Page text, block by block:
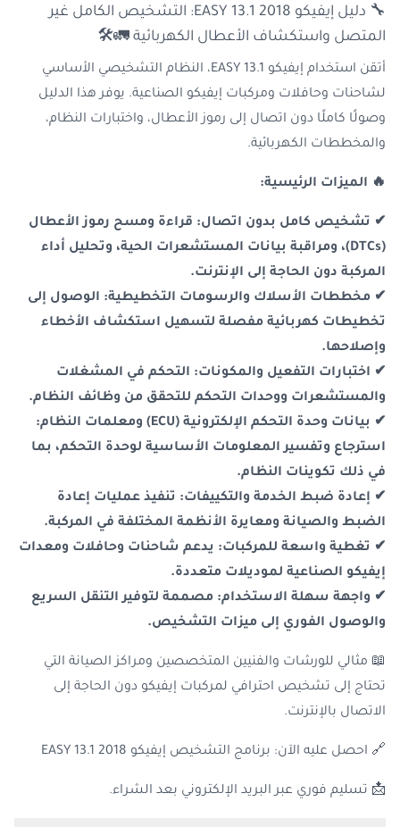
🔧 دليل إيفيكو EASY 13.1 2018: التشخيص الكامل غير
المتصل واستكشاف الأعطال الكهربائية 🚛🛠
أتقن استخدام إيفيكو EASY 13.1، النظام التشخيصي الأساسي
لشاحنات وحافلات ومركبات إيفيكو الصناعية. يوفر هذا الدليل
وصولًا كاملًا دون اتصال إلى رموز الأعطال، واختبارات النظام،
والمخططات الكهربائية.
🔥 الميزات الرئيسية:
✔ تشخيص كامل بدون اتصال: قراءة ومسح رموز الأعطال
(DTCs)، ومراقبة بيانات المستشعرات الحية، وتحليل أداء
المركبة دون الحاجة إلى الإنترنت.
✔ مخططات الأسلاك والرسومات التخطيطية: الوصول إلى
تخطيطات كهربائية مفصلة لتسهيل استكشاف الأخطاء
وإصلاحها.
✔ اختبارات التفعيل والمكونات: التحكم في المشغلات
والمستشعرات ووحدات التحكم للتحقق من وظائف النظام.
✔ بيانات وحدة التحكم الإلكترونية (ECU) ومعلمات النظام:
استرجاع وتفسير المعلومات الأساسية لوحدة التحكم، بما
في ذلك تكوينات النظام.
✔ إعادة ضبط الخدمة والتكييفات: تنفيذ عمليات إعادة
الضبط والصيانة ومعايرة الأنظمة المختلفة في المركبة.
✔ تغطية واسعة للمركبات: يدعم شاحنات وحافلات ومعدات
إيفيكو الصناعية لموديلات متعددة.
✔ واجهة سهلة الاستخدام: مصممة لتوفير التنقل السريع
والوصول الفوري إلى ميزات التشخيص.
📖 مثالي للورشات والفنيين المتخصصين ومراكز الصيانة التي
تحتاج إلى تشخيص احترافي لمركبات إيفيكو دون الحاجة إلى
الاتصال بالإنترنت.
🔗 احصل عليه الآن: برنامج التشخيص إيفيكو EASY 13.1 2018
📩 تسليم فوري عبر البريد الإلكتروني بعد الشراء.